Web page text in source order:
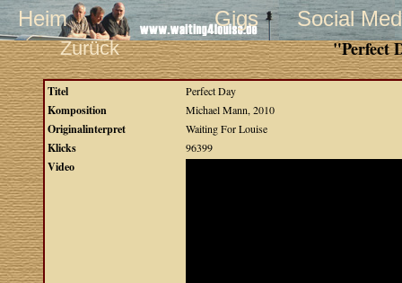
Heim Gigs Social
Zurück "Perfect
Titel Perfect Day
Komposition Michael Mann, 2010
Originalinterpret Waiting For Louise
Klicks 96399
Video